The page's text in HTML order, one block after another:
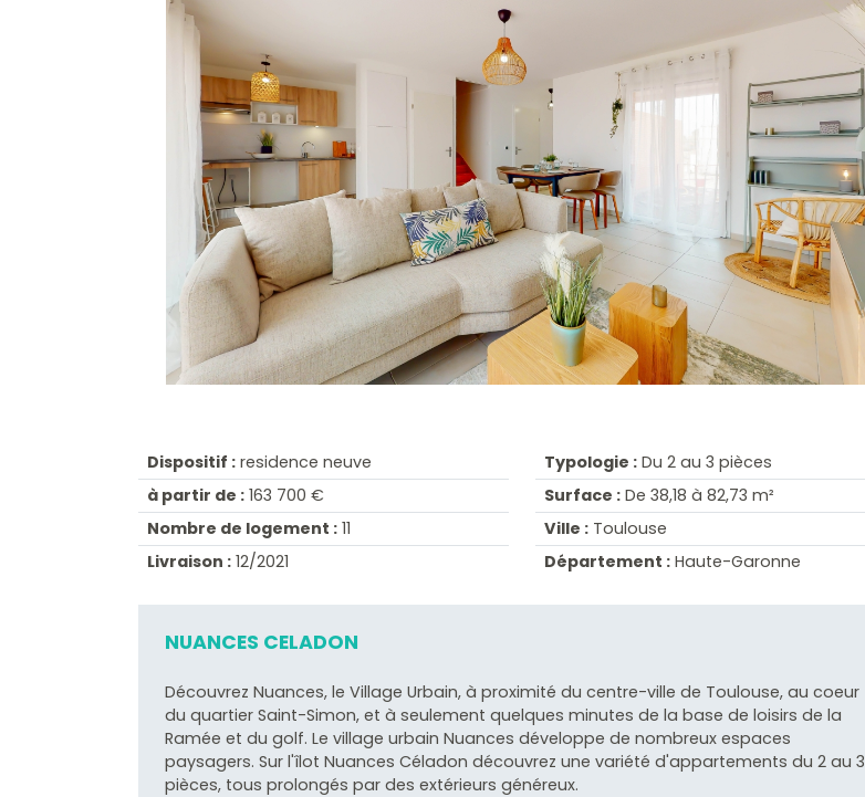
Dispositif : residence neuve
à partir de : 163 700 €
Nombre de logement : 11
Livraison : 12/2021
Typologie : Du 2 au 3 pièces
Surface : De 38,18 à 82,73 m²
Ville : Toulouse
Département : Haute-Garonne
NUANCES CELADON
Découvrez Nuances, le Village Urbain, à proximité du centre-ville de Toulouse, au coeur
du quartier Saint-Simon, et à seulement quelques minutes de la base de loisirs de la
Ramée et du golf. Le village urbain Nuances développe de nombreux espaces
paysagers. Sur l'îlot Nuances Céladon découvrez une variété d'appartements du 2 au 3
pièces, tous prolongés par des extérieurs généreux.